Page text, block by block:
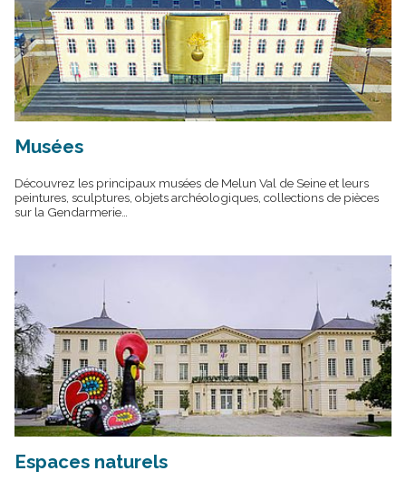
Musées
Découvrez les principaux musées de Melun Val de Seine et leurs
peintures, sculptures, objets archéologiques, collections de pièces
sur la Gendarmerie…
Espaces naturels